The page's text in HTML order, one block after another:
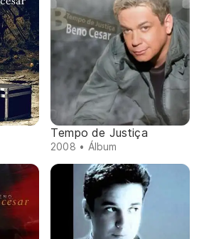
Tempo de Justiça
2008 • Álbum